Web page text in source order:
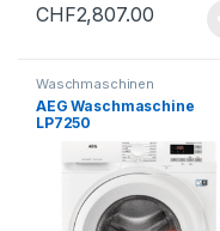
CHF2,807.00
Waschmaschinen
AEG Waschmaschine
LP7250